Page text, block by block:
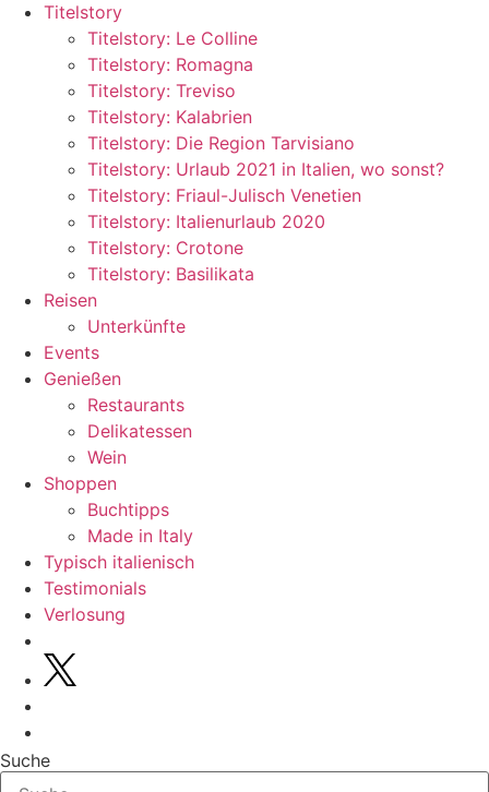
Titelstory
Titelstory: Le Colline
Titelstory: Romagna
Titelstory: Treviso
Titelstory: Kalabrien
Titelstory: Die Region Tarvisiano
Titelstory: Urlaub 2021 in Italien, wo sonst?
Titelstory: Friaul-Julisch Venetien
Titelstory: Italienurlaub 2020
Titelstory: Crotone
Titelstory: Basilikata
Reisen
Unterkünfte
Events
Genießen
Restaurants
Delikatessen
Wein
Shoppen
Buchtipps
Made in Italy
Typisch italienisch
Testimonials
Verlosung
Suche